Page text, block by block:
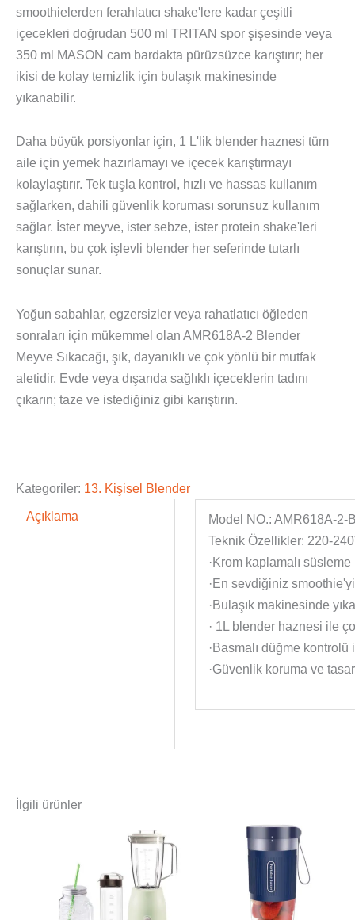
smoothielerden ferahlatıcı shake'lere kadar çeşitli
içecekleri doğrudan 500 ml TRITAN spor şişesinde veya
350 ml MASON cam bardakta pürüzsüzce karıştırır; her
ikisi de kolay temizlik için bulaşık makinesinde
yıkanabilir.
Daha büyük porsiyonlar için, 1 L'lik blender haznesi tüm
aile için yemek hazırlamayı ve içecek karıştırmayı
kolaylaştırır. Tek tuşla kontrol, hızlı ve hassas kullanım
sağlarken, dahili güvenlik koruması sorunsuz kullanım
sağlar. İster meyve, ister sebze, ister protein shake'leri
karıştırın, bu çok işlevli blender her seferinde tutarlı
sonuçlar sunar.
Yoğun sabahlar, egzersizler veya rahatlatıcı öğleden
sonraları için mükemmel olan AMR618A-2 Blender
Meyve Sıkacağı, şık, dayanıklı ve çok yönlü bir mutfak
aletidir. Evde veya dışarıda sağlıklı içeceklerin tadını
çıkarın; taze ve istediğiniz gibi karıştırın.
Kategoriler: 13. Kişisel Blender
Açıklama
Model NO.: AMR618A-2-
Teknik Özellikler: 220-
·Krom kaplamalı
·En sevdiğiniz
·Bulaşık makinesinde
· 1L blender haznesi ile
·Basmalı düğme kontrolü
·Güvenlik koruma ve
İlgili ürünler